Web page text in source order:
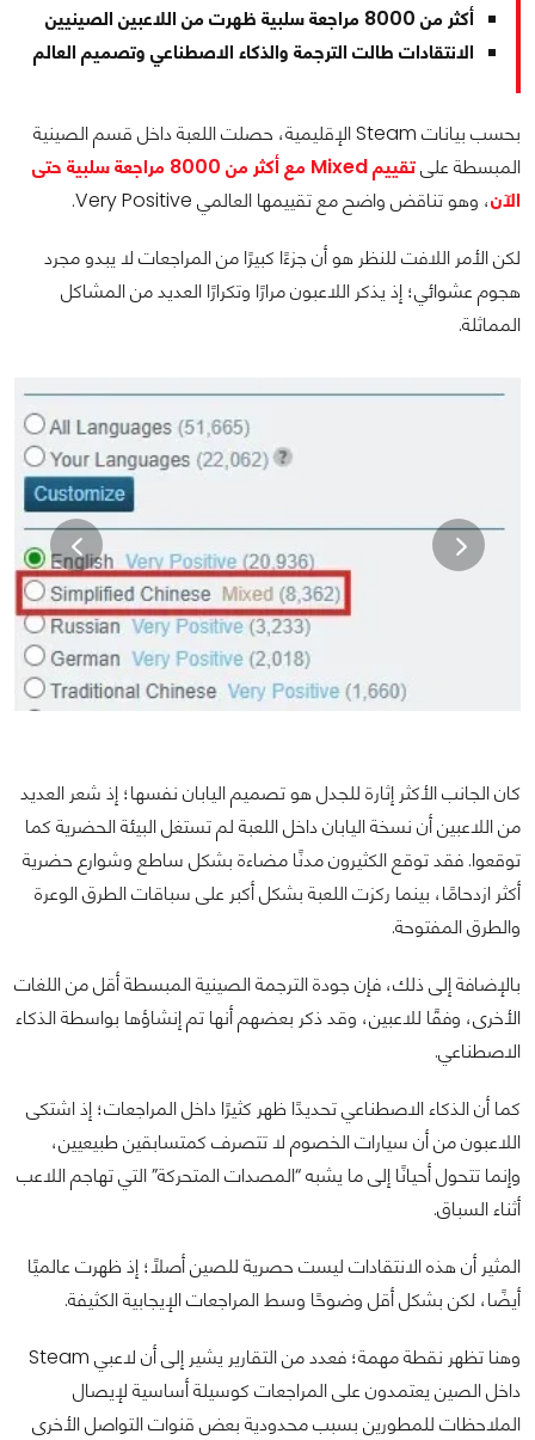
أكثر من 8000 مراجعة سلبية ظهرت من اللاعبين الصينيين
الانتقادات طالت الترجمة والذكاء الاصطناعي وتصميم العالم
بحسب بيانات Steam الإقليمية، حصلت اللعبة داخل قسم الصينية
المبسطة على
تقييم Mixed مع أكثر من 8000 مراجعة سلبية حتى
الآن، وهو تناقض واضح مع تقييمها العالمي Very Positive.
لكن الأمر اللافت للنظر هو أن جزءًا كبيرًا من المراجعات لا يبدو مجرد
هجوم عشوائي؛ إذ يذكر اللاعبون مرارًا وتكرارًا العديد من المشاكل
المماثلة.
كان الجانب الأكثر إثارة للجدل هو تصميم اليابان نفسها؛ إذ شعر العديد
من اللاعبين أن نسخة اليابان داخل اللعبة لم تستغل البيئة الحضرية كما
توقعوا. فقد توقع الكثيرون مدنًا مضاءة بشكل ساطع وشوارع حضرية
أكثر ازدحامًا، بينما ركزت اللعبة بشكل أكبر على سباقات الطرق الوعرة
والطرق المفتوحة.
بالإضافة إلى ذلك، فإن جودة الترجمة الصينية المبسطة أقل من اللغات
الأخرى، وفقًا للاعبين، وقد ذكر بعضهم أنها تم إنشاؤها بواسطة الذكاء
الاصطناعي.
كما أن الذكاء الاصطناعي تحديدًا ظهر كثيرًا داخل المراجعات؛ إذ اشتكى
اللاعبون من أن سيارات الخصوم لا تتصرف كمتسابقين طبيعيين،
وإنما تتحول أحيانًا إلى ما يشبه “المصدات المتحركة” التي تهاجم اللاعب
أثناء السباق.
المثير أن هذه الانتقادات ليست حصرية للصين أصلًا؛ إذ ظهرت عالميًا
أيضًا، لكن بشكل أقل وضوحًا وسط المراجعات الإيجابية الكثيفة.
وهنا تظهر نقطة مهمة؛ فعدد من التقارير يشير إلى أن لاعبي Steam
داخل الصين يعتمدون على المراجعات كوسيلة أساسية لإيصال
الملاحظات للمطورين بسبب محدودية بعض قنوات التواصل الأخرى